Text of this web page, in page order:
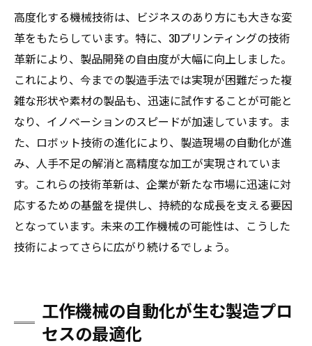
高度化する機械技術は、ビジネスのあり方にも大きな変
革をもたらしています。特に、3Dプリンティングの技術
革新により、製品開発の自由度が大幅に向上しました。
これにより、今までの製造手法では実現が困難だった複
雑な形状や素材の製品も、迅速に試作することが可能と
なり、イノベーションのスピードが加速しています。ま
た、ロボット技術の進化により、製造現場の自動化が進
み、人手不足の解消と高精度な加工が実現されていま
す。これらの技術革新は、企業が新たな市場に迅速に対
応するための基盤を提供し、持続的な成長を支える要因
となっています。未来の工作機械の可能性は、こうした
技術によってさらに広がり続けるでしょう。
工作機械の自動化が生む製造プロ
セスの最適化